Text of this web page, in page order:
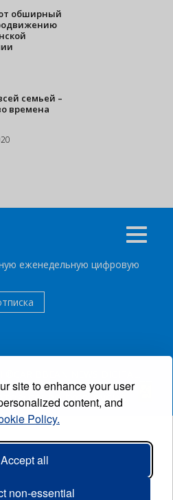
site to enhance your user
content, and
Policy.
Accept all
non-essential
обширный
семьей –
времена
еженедельную цифровую
GRUPO EXCELENCIAS.